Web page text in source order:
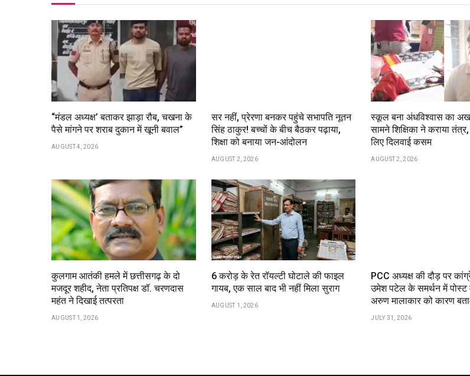
“मंडल अध्यक्ष’ बताकर झाड़ा रौब, चखना के
पैसे मांगने पर शराब दुकान में खूनी बवाल”
AUGUST 4, 2026
सर नहीं, प्रेरणा बनकर पहुंचे सभापति नूतन
सिंह ठाकुर! बच्चों के बीच बैठकर पढ़ाया,
शिक्षा को बनाया जन-आंदोलन
AUGUST 2, 2026
स्कूल बना अंधविश्वास का
सामने शिक्षिका ने कराया
लिए दिलवाई कसम
AUGUST 2, 2026
कुलगाम आतंकी हमले में छत्तीसगढ़ के दो
मजदूर शहीद, नेता प्रतिपक्ष डॉ. चरणदास
महंत ने दिखाई तत्परता
AUGUST 1, 2026
6 करोड़ के रेत रॉयल्टी घोटाले की फाइल
गायब, एक साल बाद भी नहीं मिला सुराग
AUGUST 1, 2026
PCC अध्यक्ष की दौड़ पर
उमेश पटेल के समर्थन में
अरुण मालाकार को कारण
JULY 31, 2026